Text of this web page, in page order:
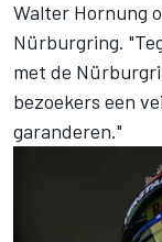
Walter Hornung
Nürburgring.
met de
bezoekers een
garanderen."